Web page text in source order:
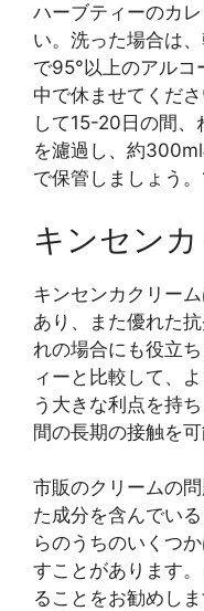
ハーブティーのカ
い。洗った場合は
で95°以上のアルコ
中で休ませてくだ
して15-20日の間、
を濾過し、約
で保管しましょう
キンセンカ
キンセンカクリー
あり、また優れた
れの場合にも役立
ィーと比較して、
う大きな利点を持
間の長期の接触を可
市販のクリームの
た成分を含んでい
らのうちのいくつ
すことがあります
ることをお勧めし